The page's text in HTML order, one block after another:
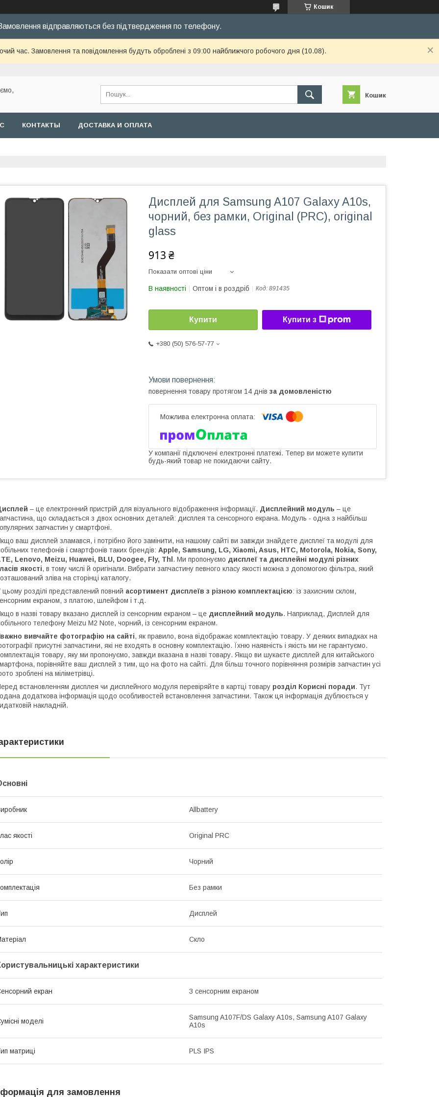
Кошик
відправляються без підтвердження по телефону.
час. Замовлення та повідомлення будуть оброблені з 09:00 найближчого робочого дня (10.08).
Кошик
КОНТАКТЫ ДОСТАВКА И ОПЛАТА
Дисплей для Samsung A107 Galaxy A10s,
чорний, без рамки, Original (PRC), original
glass
913 ₴
Показати оптові ціни
В наявності Оптом і в роздріб Код: 891435
Купити Купити з
+380 (50) 576-57-77
повернення товару протягом 14 днів за домовленістю
У компанії підключені електронні платежі. Тепер ви можете купити
будь-який товар не покидаючи сайту.
– це електронний пристрій для візуального відображення інформації. Дисплейний модуль – це
що складається з двох основних деталей: дисплея та сенсорного екрана. Модуль - одна з найбільш
запчастин у смартфоні.
ваш дисплей зламався, і потрібно його замінити, на нашому сайті ви завжди знайдете дисплеї та модулі для
телефонів і смартфонів таких брендів: Apple, Samsung, LG, Xiaomi, Asus, HTC, Motorola, Nokia, Sony,
Lenovo, Meizu, Huawei, BLU, Doogee, Fly, Thl . Ми пропонуємо дисплеї та дисплейні модулі різних
якості, в тому числі й оригінали. Вибрати запчастину певного класу якості можна з допомогою фільтра, який
зліва на сторінці каталогу.
цьому розділі представлений повний асортимент дисплеїв з різною комплектацією: із захисним склом,
екраном, з платою, шлейфом і т.д.
в назві товару вказано дисплей із сенсорним екраном – це дисплейний модуль. Наприклад, Дисплей для
телефону Meizu M2 Note, чорний, із сенсорним екраном.
вивчайте фотографію на сайті, як правило, вона відображає комплектацію товару. У деяких випадках на
присутні запчастини, які не входять в основну комплектацію. Їхню наявність і якість ми не гарантуємо.
товару, яку ми пропонуємо, завжди вказана в назві товару. Якщо ви шукаєте дисплей для китайського
порівняйте ваш дисплей з тим, що на фото на сайті. Для більш точного порівняння розмірів запчастин усі
зроблені на міліметрівці.
встановленням дисплея чи дисплейного модуля перевіряйте в картці товару розділ Корисні поради. Тут
додаткова інформація щодо особливостей встановлення запчастини. Також ця інформація дублюється у
накладній.
Allbattery
якості Original PRC
Чорний
Без рамки
Дисплей
Скло
характеристики
екран З сенсорним екраном
моделі
Samsung A107F/DS Galaxy A10s, Samsung A107 Galaxy
A10s
матриці PLS IPS
для замовлення